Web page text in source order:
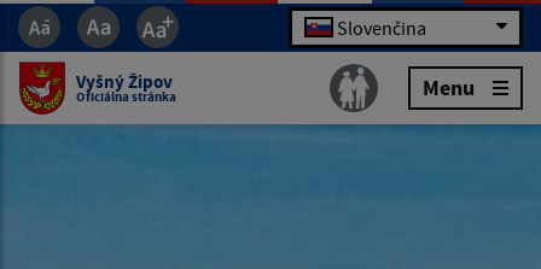
Slovenčina
Vyšný Žipov
Oficiálna stránka Menu